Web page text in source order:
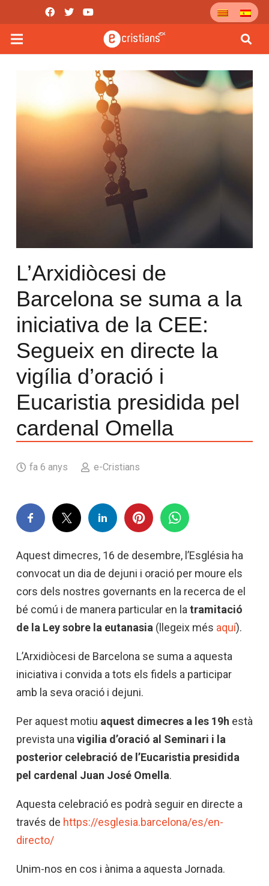
L’Arxidiòcesi de
Barcelona se suma a la
iniciativa de la CEE:
Segueix en directe la
vigília d’oració i
Eucaristia presidida pel
cardenal Omella
fa 6 anys e-Cristians
Aquest dimecres, 16 de desembre, l’Església ha
convocat un dia de dejuni i oració per moure els
cors dels nostres governants en la recerca de el
bé comú i de manera particular en la tramitació
de la Ley sobre la eutanasia (llegeix més aquí).
L’Arxidiòcesi de Barcelona se suma a aquesta
iniciativa i convida a tots els fidels a participar
amb la seva oració i dejuni.
Per aquest motiu aquest dimecres a les 19h està
prevista una vigilia d’oració al Seminari i la
posterior celebració de l’Eucaristia presidida
pel cardenal Juan José Omella.
Aquesta celebració es podrà seguir en directe a
través de https://esglesia.barcelona/es/en-
directo/
Unim-nos en cos i ànima a aquesta Jornada.